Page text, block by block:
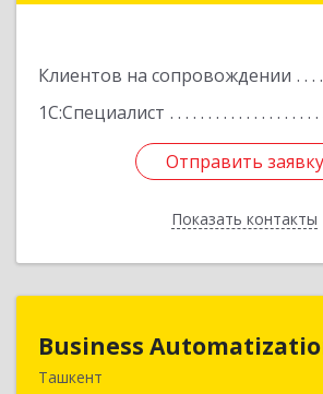
Клиентов на сопровождении
1С:Специалист
Отправить заявку
Показать контакты
Отправить заявку
Назад
Business
Ташкент
Узбекистан, г. Ташкент,